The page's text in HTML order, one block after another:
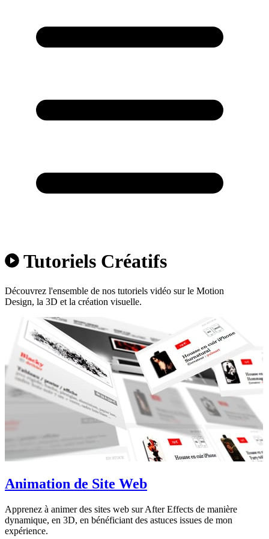
Tutoriels Créatifs
Découvrez l'ensemble de nos tutoriels vidéo sur le Motion
Design, la 3D et la création visuelle.
Animation de Site Web
Apprenez à animer des sites web sur After Effects de manière
dynamique, en 3D, en bénéficiant des astuces issues de mon
expérience.